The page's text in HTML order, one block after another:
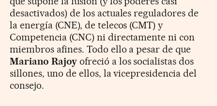
desactivados) de los actuales reguladores de
la energía (CNE), de telecos (CMT) y
Competencia (CNC) ni directamente ni con
miembros afines. Todo ello a pesar de que
Mariano Rajoyofreció a los socialistas dos
sillones, uno de ellos, la vicepresidencia del
consejo.